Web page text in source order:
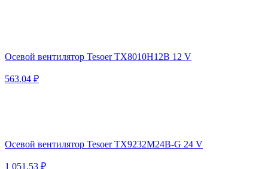
Осевой вентилятор Tesoer TX8010H12B 12 V
563.04 ₽
Осевой вентилятор Tesoer TX9232M24B-G 24 V
1 051.53 ₽